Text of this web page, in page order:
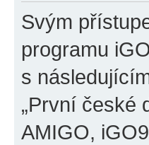
Svým
programu
s
„První české
AMIGO,